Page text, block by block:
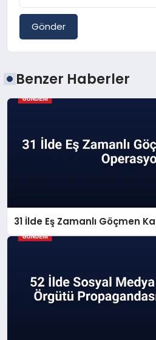
Gönder
Benzer Haberler
31 İlde Eş Zamanlı Göçmen